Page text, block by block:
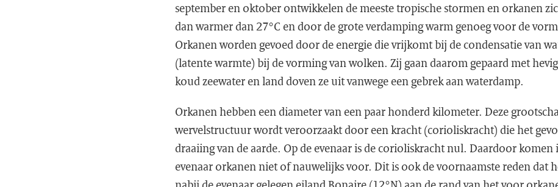
september en oktober ontwikkelen de meeste tropische stormen en orkanen
dan warmer dan 27°C en door de grote verdamping warm genoeg voor de
Orkanen worden gevoed door de energie die vrijkomt bij de condensatie van
(latente warmte) bij de vorming van wolken. Zij gaan daarom gepaard met
koud zeewater en land doven ze uit vanwege een gebrek aan waterdamp.
Orkanen hebben een diameter van een paar honderd kilometer. Deze
wervelstructuur wordt veroorzaakt door een kracht (corioliskracht) die het
draaiing van de aarde. Op de evenaar is de corioliskracht nul. Daardoor komen
evenaar orkanen niet of nauwelijks voor. Dit is ook de voornaamste reden dat